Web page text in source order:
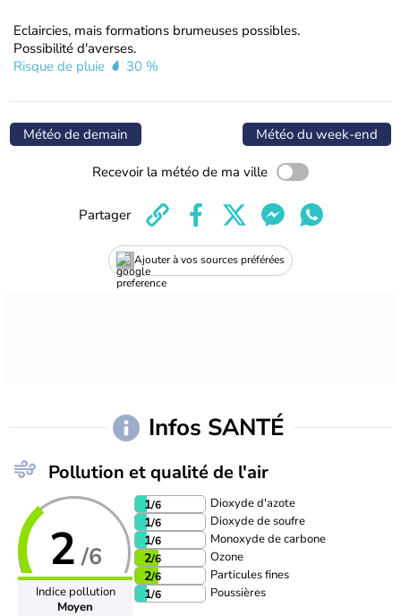
Eclaircies, mais formations brumeuses possibles.
Possibilité d'averses.
Risque de pluie
30 %
Météo de demain Météo du week-end
Recevoir la météo de ma ville
Ajouter à vos sources préférées
Partager
Infos SANTÉ
Pollution et qualité de l'air
2 /6
Indice pollution
Moyen
1/6 Dioxyde d'azote
1/6 Dioxyde de soufre
1/6 Monoxyde de carbone
2/6 Ozone
2/6 Particules fines
1/6 Poussières